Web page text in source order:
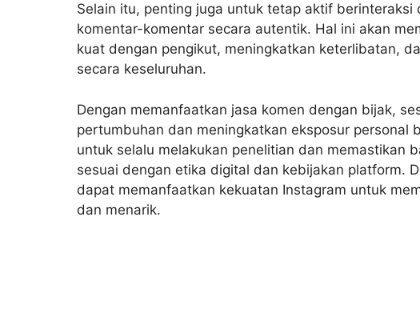
Selain itu, penting juga untuk tetap aktif berinteraksi
komentar-komentar secara autentik. Hal ini akan
kuat dengan pengikut, meningkatkan keterlibatan,
secara keseluruhan.
Dengan memanfaatkan jasa komen dengan bijak,
pertumbuhan dan meningkatkan eksposur personal
untuk selalu melakukan penelitian dan memastikan
sesuai dengan etika digital dan kebijakan platform.
dapat memanfaatkan kekuatan Instagram untuk
dan menarik.